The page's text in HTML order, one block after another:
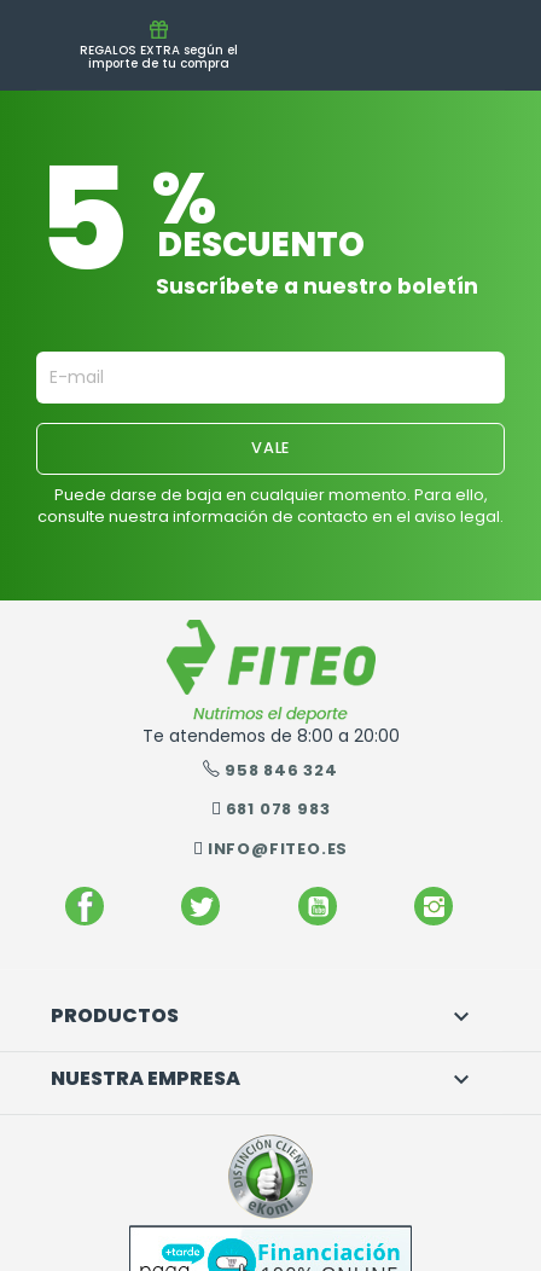
REGALOS EXTRA según el
importe de tu compra
5 %
DESCUENTO
Suscríbete a nuestro boletín
Puede darse de baja en cualquier momento. Para ello,
consulte nuestra información de contacto en el aviso legal.
Te atendemos de 8:00 a 20:00
958 846 324
681 078 983
INFO@FITEO.ES
FACEBOOK TWITTER YOUTUBE
PRODUCTOS 
NUESTRA EMPRESA 